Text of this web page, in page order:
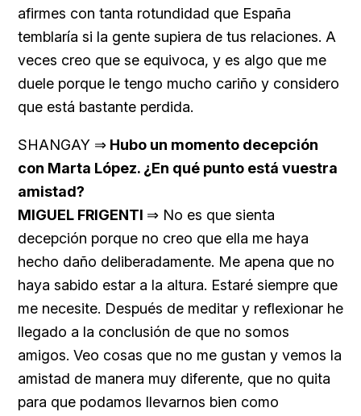
afirmes con tanta rotundidad que España
temblaría si la gente supiera de tus relaciones. A
veces creo que se equivoca, y es algo que me
duele porque le tengo mucho cariño y considero
que está bastante perdida.
SHANGAY ⇒ Hubo un momento decepción
con Marta López. ¿En qué punto está vuestra
amistad?
MIGUEL FRIGENTI ⇒ No es que sienta
decepción porque no creo que ella me haya
hecho daño deliberadamente. Me apena que no
haya sabido estar a la altura. Estaré siempre que
me necesite. Después de meditar y reflexionar he
llegado a la conclusión de que no somos
amigos. Veo cosas que no me gustan y vemos la
amistad de manera muy diferente, que no quita
para que podamos llevarnos bien como